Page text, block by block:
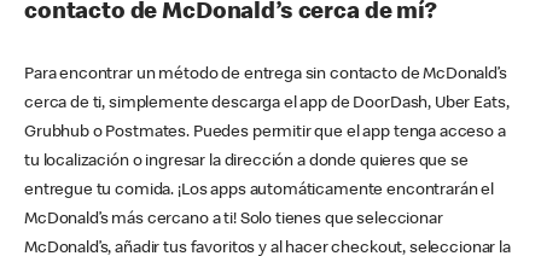
contacto de McDonald’s cerca de mí?
Para encontrar un método de entrega sin contacto de McDonald’s
cerca de ti, simplemente descarga el app de DoorDash, Uber Eats,
Grubhub o Postmates. Puedes permitir que el app tenga acceso a
tu localización o ingresar la dirección a donde quieres que se
entregue tu comida. ¡Los apps automáticamente encontrarán el
McDonald’s más cercano a ti! Solo tienes que seleccionar
McDonald’s, añadir tus favoritos y al hacer checkout, seleccionar la